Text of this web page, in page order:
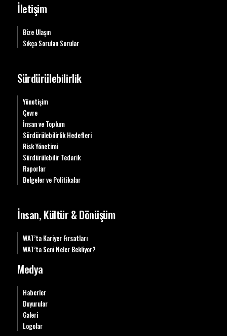
İletişim
Bize Ulaşın
Sıkça Sorulan Sorular
Sürdürülebilirlik
Yönetişim
Çevre
İnsan ve Toplum
Sürdürülebilirlik Hedefleri
Risk Yönetimi
Sürdürülebilir Tedarik
Raporlar
Belgeler ve Politikalar
İnsan, Kültür & Dönüşüm
WAT’ta Kariyer Fırsatları
WAT’ta Seni Neler Bekliyor?
Medya
Haberler
Duyurular
Galeri
Logolar